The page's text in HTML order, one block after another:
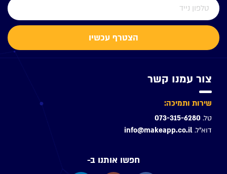
הצטרף עכשיו
צור עמנו קשר
שירות ותמיכה:
טל.073-315-6280
דוא"ל.info@makeapp.co.il
חפשו אותנו ב-